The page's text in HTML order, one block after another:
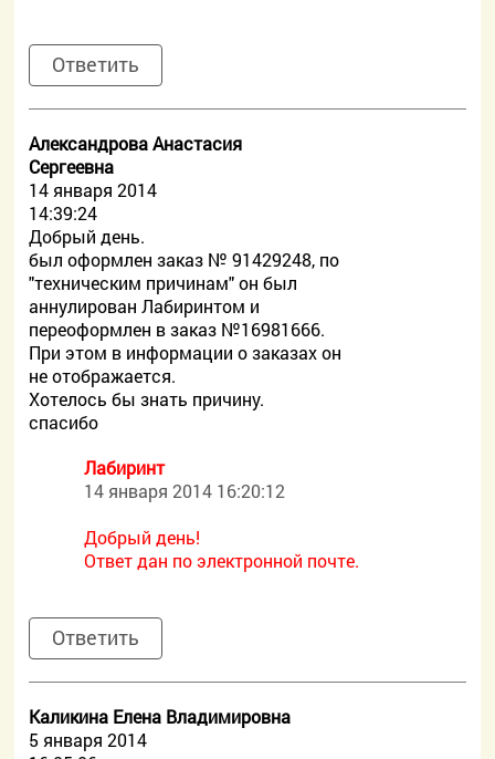
Ответить
Александрова Анастасия
Сергеевна
14 января 2014
14:39:24
Добрый день.
был оформлен заказ № 91429248, по
"техническим причинам" он был
аннулирован Лабиринтом и
переоформлен в заказ №16981666.
При этом в информации о заказах он
не отображается.
Хотелось бы знать причину.
спасибо
Лабиринт
14 января 2014 16:20:12
Добрый день!
Ответ дан по электронной почте.
Ответить
Каликина Елена Владимировна
5 января 2014